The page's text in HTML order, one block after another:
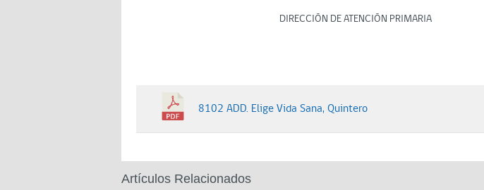
DIRECCIÓN DE ATENCIÓN PRIMARIA
8102 ADD. Elige Vida Sana, Quintero
Artículos Relacionados